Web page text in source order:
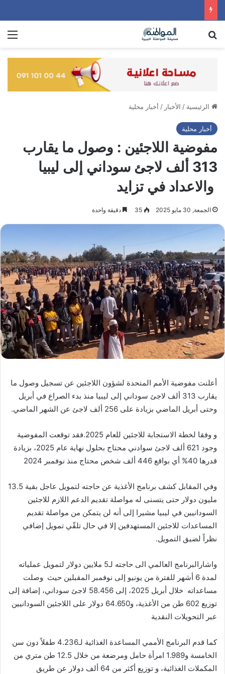
الرئيسية / الأخبار / أخبار محلية
أخبار محلية
مفوضية اللاجئين : وصول ما يقارب
313 ألف لاجئ سوداني إلى ليبيا
والاعداد في تزايد
الجمعة, 30 مايو 2025 35 دقيقة واحدة
أعلنت مفوضية الأمم المتحدة لشؤون اللاجئين عن تسجيل وصول ما
يقارب 313 ألف لاجئ سوداني إلى ليبيا منذ بدء الصراع في أبريل
وحتى أبريل الماضي بزيادة على 256 ألف لاجئ عن الشهر الماضي.
و وفقا لخطة الاستجابة للاجئين للعام 2025.فقد توقعت المفوضية
وجود 621 ألف لاجئ سوادني محتاج بحلول نهاية عام 2025، بزيادة
قدرها 40% أي بواقع 446 ألف شخص محتاج منذ نوفمبر 2024
وفي المقابل كشف برنامج الأغذية عن حاجته لتمويل عاجل بقية 13.5
مليون دولار حتى يتسنى له مواصلة تقديم الدعم اللازم للاجئين
السودانيين في ليبيا مشيرا إلى أنه لن يتمكن من مواصلة تقديم
المساعدات للاجئين المستهدفين إلا في حال تلقّي تمويل إضافي
نظراً لضيق التمويل.
واشارالبرنامج العالمي الى حاجته لـ5 ملايين دولار لتمويل عملياته
لمدة 6 أشهر للفترة من يونيو إلى نوفمبر المقبلين حيث وصلت
مساعداته خلال أبريل 2025، إلى 58.456 لاجئ سوداني، إضافة إلى
توزيع 602 طن من الأغذية، و64.650 دولار على اللاجئين السودانيين
عبر التحويلات النقدية
كما قدم البرنامج الأممي المساعدة الغذائية لـ4.236 طفلاً دون سن
الخامسة و1.989 امرأة حامل ومرضعة من خلال 12.5 طن متري من
المكملات الغذائية، و توزيع أكثر من 64 ألف دولار عن طريق